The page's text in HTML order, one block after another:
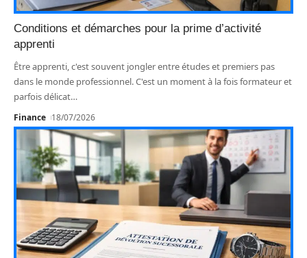
Conditions et démarches pour la prime d’activité
apprenti
Être apprenti, c'est souvent jongler entre études et premiers pas
dans le monde professionnel. C'est un moment à la fois formateur et
parfois délicat…
Finance 18/07/2026